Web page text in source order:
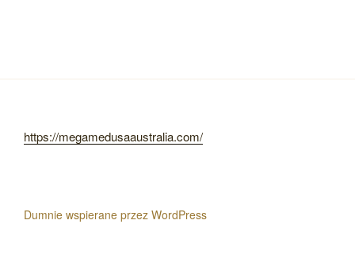
https://megamedusaaustralia.com/
Dumnie wspierane przez WordPress